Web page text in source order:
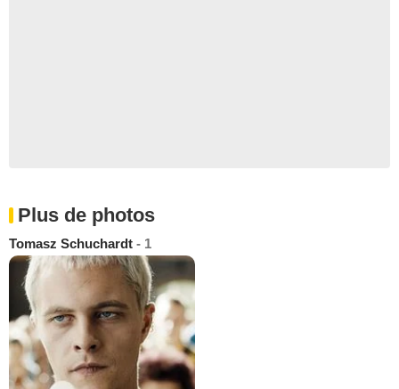
Plus de photos
Tomasz Schuchardt - 1